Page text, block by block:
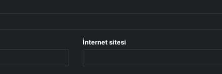
İnternet sitesi